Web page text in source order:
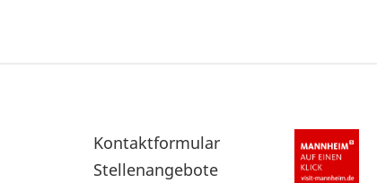
Sekundärnavigation
im
Kontaktformular
Stellenangebote